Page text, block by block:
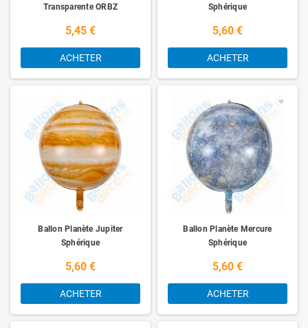
Transparente ORBZ
5,45 €
ACHETER
Sphérique
5,60 €
ACHETER
Ballon Planète Jupiter
Sphérique
5,60 €
ACHETER
Ballon Planète Mercure
Sphérique
5,60 €
ACHETER